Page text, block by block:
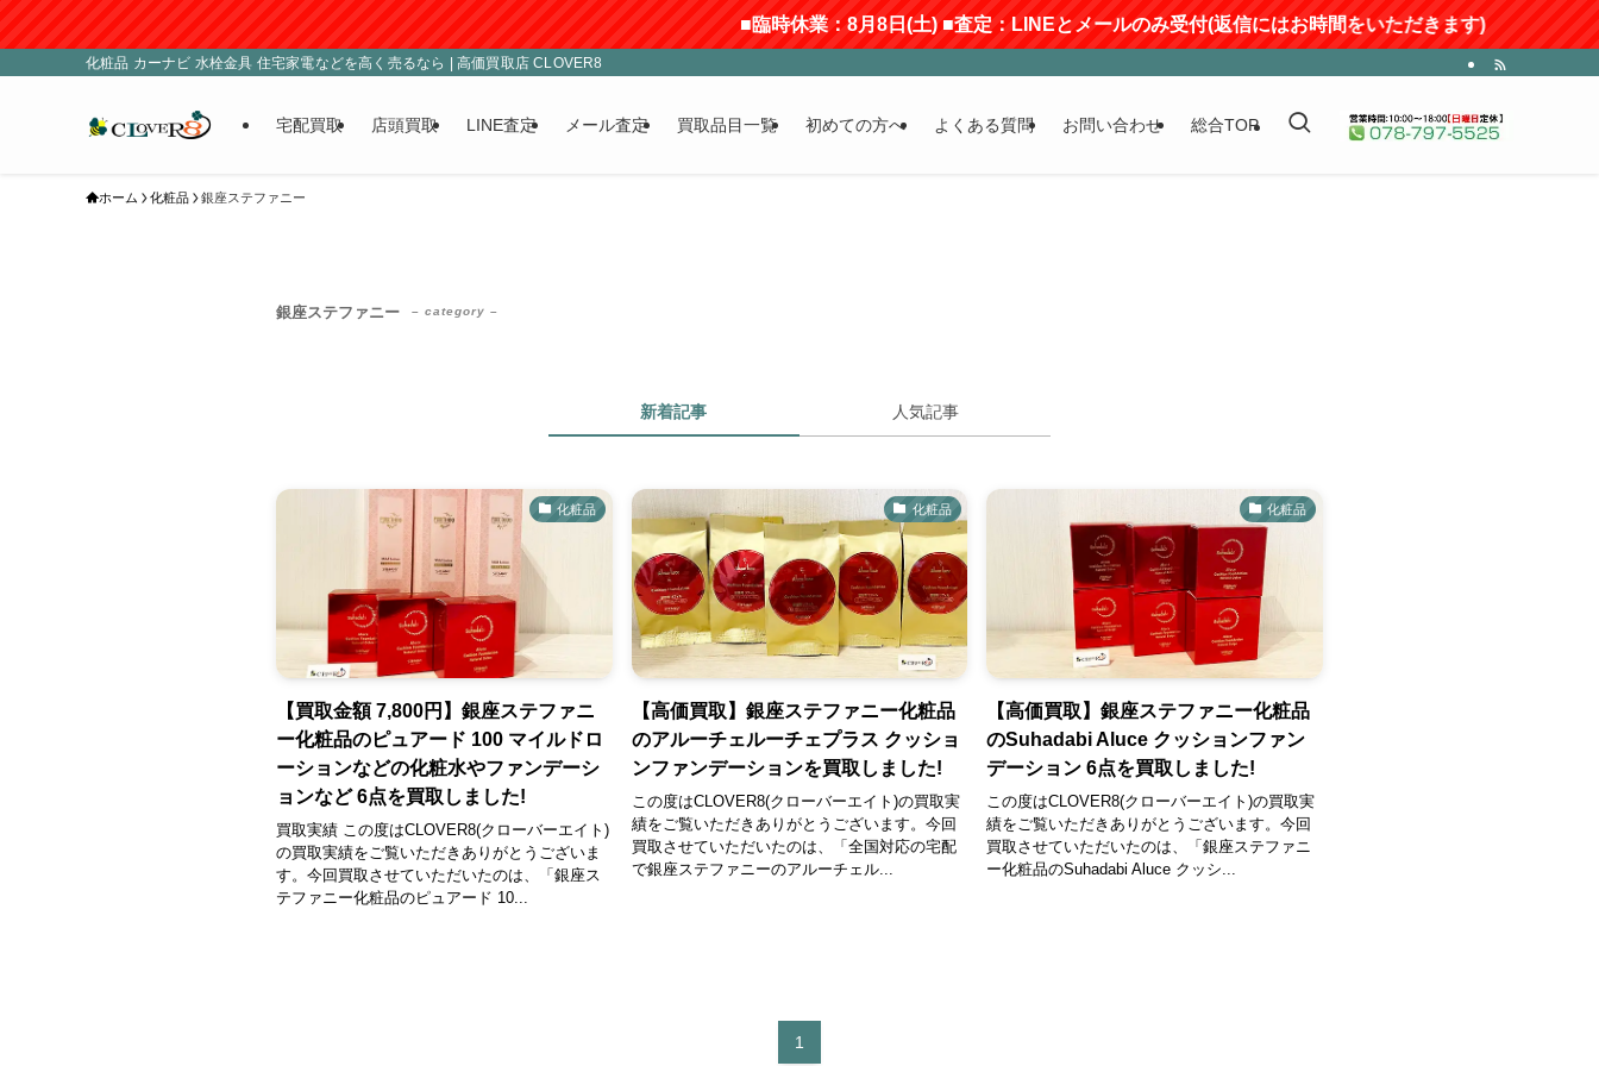
■臨時休業：8月8日(土) ■査定：LINEとメールのみ受付(返信にはお時間をいただきます)
化粧品 カーナビ 水栓金具 住宅家電などを高く売るなら | 高価買取店 CLOVER8
宅配買取 店頭買取 LINE査定 メール査定 買取品目一覧 初めての方へ よくある質問 お問い合わせ 総合TOP
ホーム 化粧品 銀座ステファニー
銀座ステファニー – category –
新着記事 人気記事
化粧品
【買取金額 7,800円】銀座ステファニ
ー化粧品のピュアード 100 マイルドロ
ーションなどの化粧水やファンデーシ
ョンなど 6点を買取しました!
買取実績 この度はCLOVER8(クローバーエイト)
の買取実績をご覧いただきありがとうございま
す。今回買取させていただいたのは、「銀座ス
テファニー化粧品のピュアード 10...
化粧品
【高価買取】銀座ステファニー化粧品
のアルーチェルーチェプラス クッショ
ンファンデーションを買取しました!
この度はCLOVER8(クローバーエイト)の買取実
績をご覧いただきありがとうございます。今回
買取させていただいたのは、「全国対応の宅配
で銀座ステファニーのアルーチェル...
化粧品
【高価買取】銀座ステファニー化粧品
のSuhadabi Aluce クッションファン
デーション 6点を買取しました!
この度はCLOVER8(クローバーエイト)の買取実
績をご覧いただきありがとうございます。今回
買取させていただいたのは、「銀座ステファニ
ー化粧品のSuhadabi Aluce クッシ...
1